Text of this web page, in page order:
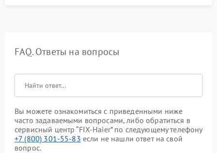
FAQ. Ответы на вопросы
Вы можете ознакомиться с приведенными ниже
часто задаваемыми вопросами, либо обратиться в
сервисный центр “FIX-Haier” по следующему телефону
+7 (800) 301-55-83 если не нашли ответ на свой
вопрос.